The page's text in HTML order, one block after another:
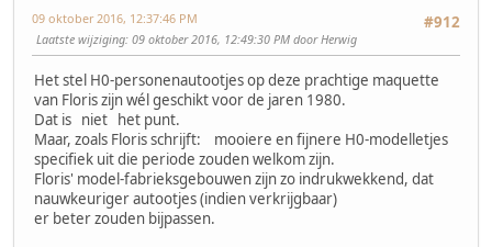
#912
09 oktober 2016, 12:37:46 PM
Laatste wijziging: 09 oktober 2016, 12:49:30 PM door Herwig
Het stel H0-personenautootjes op deze prachtige maquette
van Floris zijn wél geschikt voor de jaren 1980.
Dat is niet het punt.
Maar, zoals Floris schrijft: mooiere en fijnere H0-modelletjes
specifiek uit die periode zouden welkom zijn.
Floris' model-fabrieksgebouwen zijn zo indrukwekkend, dat
nauwkeuriger autootjes (indien verkrijgbaar)
er beter zouden bijpassen.